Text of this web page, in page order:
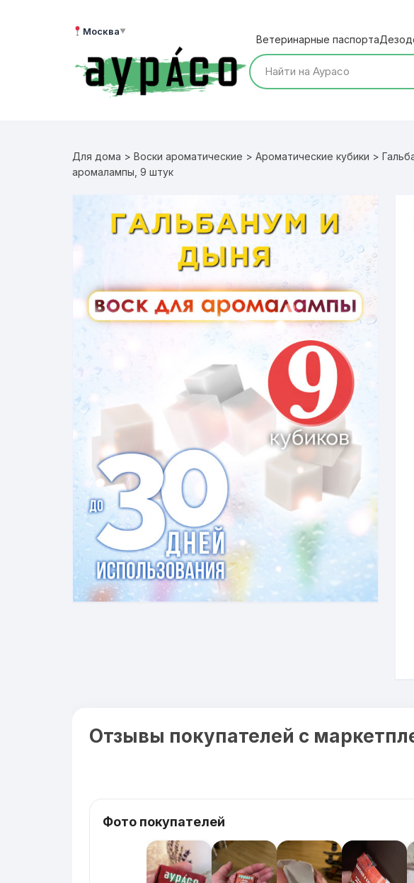
Москва▼
Ветеринарные паспорта
Для дома > Воски ароматические > Ароматические кубики >
аромалампы, 9 штук
Отзывы покупателей с
Фото покупателей